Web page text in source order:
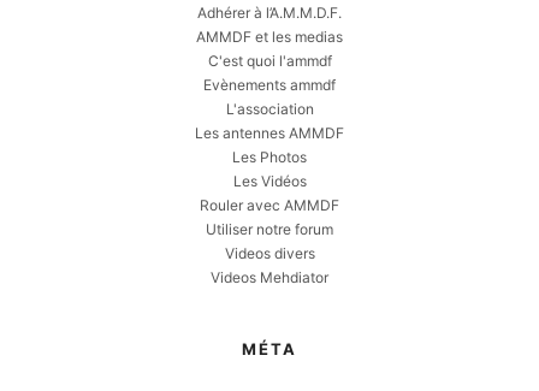
Adhérer à l’A.M.M.D.F.
AMMDF et les medias
C'est quoi l'ammdf
Evènements ammdf
L'association
Les antennes AMMDF
Les Photos
Les Vidéos
Rouler avec AMMDF
Utiliser notre forum
Videos divers
Videos Mehdiator
MÉTA